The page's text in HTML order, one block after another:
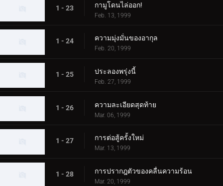
1 - 23 กามูโดนไล่ออก!
Feb. 13, 1999
1 - 24 ความมุ่งมั่นของอากุล
Feb. 20, 1999
1 - 25 ประลองพรุ่งนี้
Feb. 27, 1999
1 - 26 ความละเอียดสุดท้าย
Mar. 06, 1999
1 - 27 การต่อสู้ครั้งใหม่
Mar. 13, 1999
1 - 28 การปรากฎตัวของคลื่นความร้อน
Mar. 20, 1999